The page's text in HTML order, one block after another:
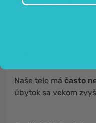
MSM
Naše telo má často
úbytok sa vekom